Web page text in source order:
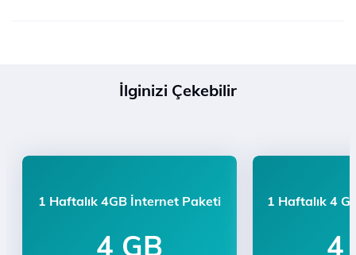
İlginizi Çekebilir
1 Haftalık 4GB İnternet Paketi
4 GB
1 Haftalık 4
4